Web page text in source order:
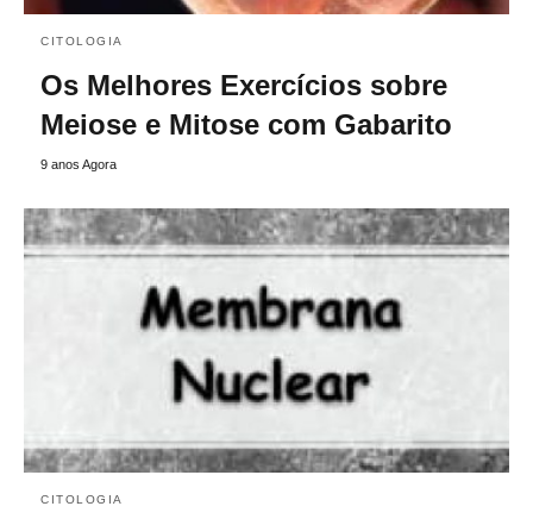
CITOLOGIA
Os Melhores Exercícios sobre
Meiose e Mitose com Gabarito
9 anos Agora
CITOLOGIA